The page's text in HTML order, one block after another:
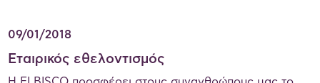
09/01/2018
Εταιρικός εθελοντισμός